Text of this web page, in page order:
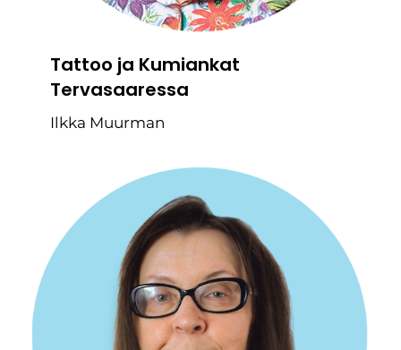
Tattoo ja Kumiankat
Tervasaaressa
Ilkka Muurman